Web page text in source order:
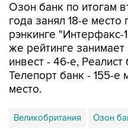
Озон банк по итогам
года занял 18-е
рэнкинге "Интерфакс-
же рейтинге
инвест - 46-е,
Телепорт банк - 155-е
место.
Великобритания Озон